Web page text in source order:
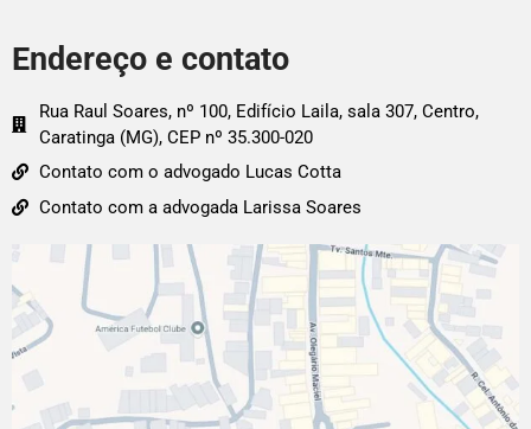
Endereço e contato
Rua Raul Soares, nº 100, Edifício Laila, sala 307, Centro,
Caratinga (MG), CEP nº 35.300-020
Contato com o advogado Lucas Cotta
Contato com a advogada Larissa Soares